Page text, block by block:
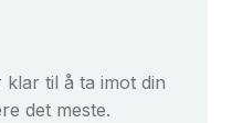
klar til å ta imot din
det meste.